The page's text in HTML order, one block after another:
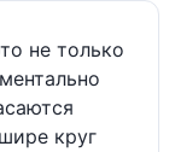
не только
круг